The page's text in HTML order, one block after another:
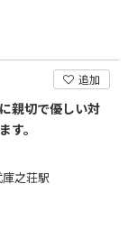
追加
親切で優しい対
す。
之荘駅